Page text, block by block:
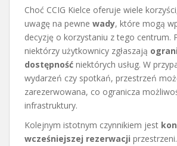
Choć CCIG Kielce oferuje wiele
uwagę na pewne wady, które mogą
decyzję o korzystaniu z tego centrum.
niektórzy użytkownicy zgłaszają
dostępność niektórych usług. W
wydarzeń czy spotkań, przestrzeń
zarezerwowana, co ogranicza
infrastruktury.
Kolejnym istotnym czynnikiem jest
wcześniejszej rezerwacji